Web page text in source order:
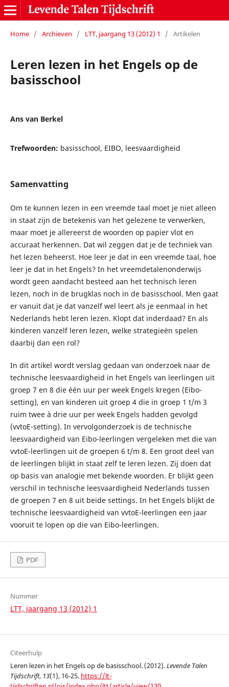
Home / Archieven / LTT, jaargang 13 (2012) 1 / Artikelen
Leren lezen in het Engels op de
basisschool
Ans van Berkel
Trefwoorden: basisschool, EIBO, leesvaardigheid
Samenvatting
Om te kunnen lezen in een vreemde taal moet je niet alleen
in staat zijn de betekenis van het gelezene te verwerken,
maar moet je allereerst de woorden op papier vlot en
accuraat herkennen. Dat wil zeggen dat je de techniek van
het lezen beheerst. Hoe leer je dat in een vreemde taal, hoe
leer je dat in het Engels? In het vreemdetalenonderwijs
wordt geen aandacht besteed aan het technisch leren
lezen, noch in de brugklas noch in de basisschool. Men gaat
er vanuit dat je dat vanzelf wel leert als je eenmaal in het
Nederlands hebt leren lezen. Klopt dat inderdaad? En als
kinderen vanzelf leren lezen, welke strategieën spelen
daarbij dan een rol?
In dit artikel wordt verslag gedaan van onderzoek naar de
technische leesvaardigheid in het Engels van leerlingen uit
groep 7 en 8 die één uur per week Engels kregen (Eibo-
setting), en van kinderen uit groep 4 die in groep 1 t/m 3
ruim twee à drie uur per week Engels hadden gevolgd
(vvtoE-setting). In vervolgonderzoek is de technische
leesvaardigheid van Eibo-leerlingen vergeleken met die van
vvtoE-leerlingen uit de groepen 6 t/m 8. Een groot deel van
de leerlingen blijkt in staat zelf te leren lezen. Zij doen dat
op basis van analogie met bekende woorden. Er blijkt geen
verschil in technische leesvaardigheid Nederlands tussen
de groepen 7 en 8 uit beide settings. In het Engels blijkt de
technische leesvaardigheid van vvtoE-leerlingen een jaar
vooruit te lopen op die van Eibo-leerlingen.
PDF
Nummer
LTT, jaargang 13 (2012) 1
Citeerhulp
Leren lezen in het Engels op de basisschool. (2012).Levende Talen
Tijdschrift, 13(1), 16-25. https://lt-